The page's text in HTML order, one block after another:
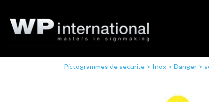
Pictogrammes de securite> Inox> Danger>